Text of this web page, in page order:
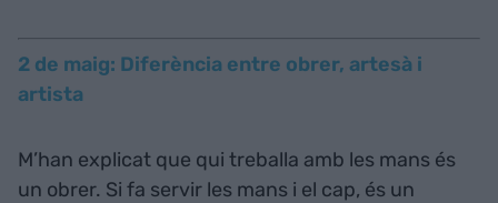
2 de maig: Diferència entre obrer, artesà i
artista
M’han explicat que qui treballa amb les mans és
un obrer. Si fa servir les mans i el cap, és un